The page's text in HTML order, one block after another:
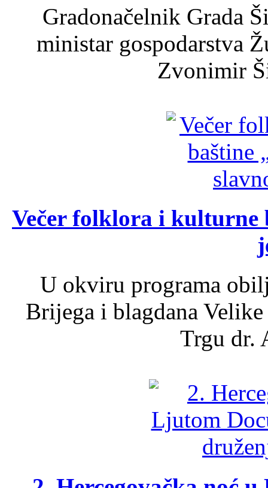
Gradonačelnik Grada
ministar gospodarstva
Zvonimir
Večer folklora i kulturne
U okviru programa
Brijega i blagdana
Trgu dr.